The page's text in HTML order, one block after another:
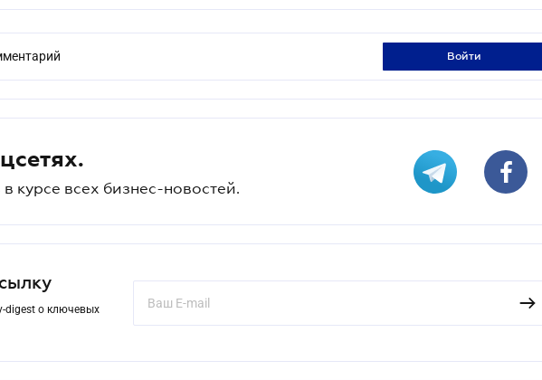
войти
курсе всех бизнес-новостей.
digest о ключевых